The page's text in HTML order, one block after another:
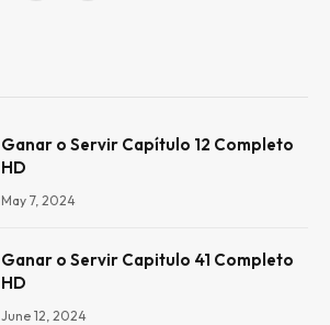
Ganar o Servir Capítulo 12 Completo
HD
May 7, 2024
Ganar o Servir Capitulo 41 Completo
HD
June 12, 2024